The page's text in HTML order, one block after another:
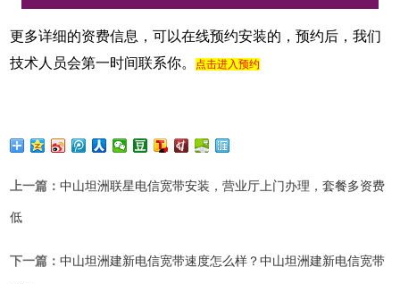
更多详细的资费信息，可以在线预约安装的，预约后，我们
技术人员会第一时间联系你。点击进入预约
上一篇：中山坦洲联星电信宽带安装，营业厅上门办理，套餐多资费
低
下一篇：中山坦洲建新电信宽带速度怎么样？中山坦洲建新电信宽带